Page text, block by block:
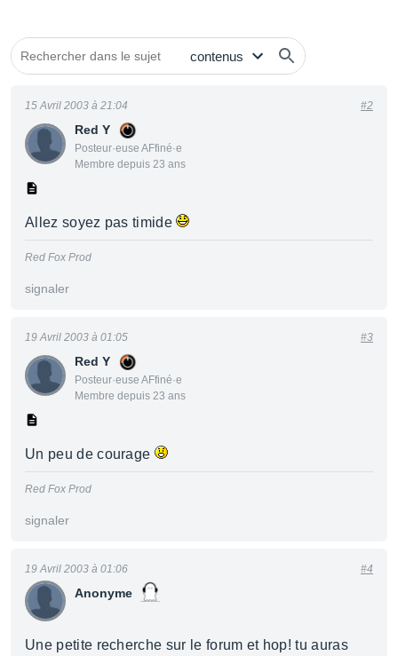
Red Y
Posteur·euse AFfiné·e
Membre depuis 23 ans
15 Avril 2003 à 21:04 #2
Allez soyez pas timide
Red Fox Prod
signaler
Red Y
Posteur·euse AFfiné·e
Membre depuis 23 ans
19 Avril 2003 à 01:05 #3
Un peu de courage
Red Fox Prod
signaler
Anonyme
19 Avril 2003 à 01:06 #4
Une petite recherche sur le forum et hop! tu auras